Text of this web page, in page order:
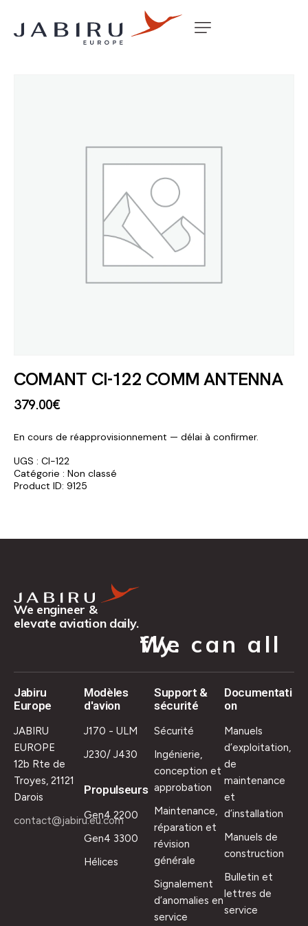
Accueil Non classé
COMANT CI-122 COMM ANTENNA
379.00€
En cours de réapprovisionnement — délai à confirmer.
UGS : CI-122
Catégorie : Non classé
Product ID: 9125
We engineer &
elevate aviation daily.
We can all fly.
Jabiru
Europe
JABIRU
EUROPE
12b Rte de
Troyes, 21121
Darois
contact@jabiru.eu.com
Modèles
d'avion
J170 - ULM
J230/ J430
Propulseurs
Gen4 2200
Gen4 3300
Hélices
Support &
sécurité
Sécurité
Ingénierie,
conception et
approbation
Maintenance,
réparation et
révision
générale
Signalement
d’anomalies en
service
Documentati
on
Manuels
d’exploitation,
de
maintenance
et
d’installation
Manuels de
construction
Bulletin et
lettres de
service